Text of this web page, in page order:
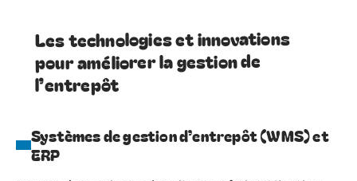
Les technologies et innovations
pour améliorer la gestion de
l’entrepôt
Systèmes de gestion d’entrepôt (WMS) et
ERP